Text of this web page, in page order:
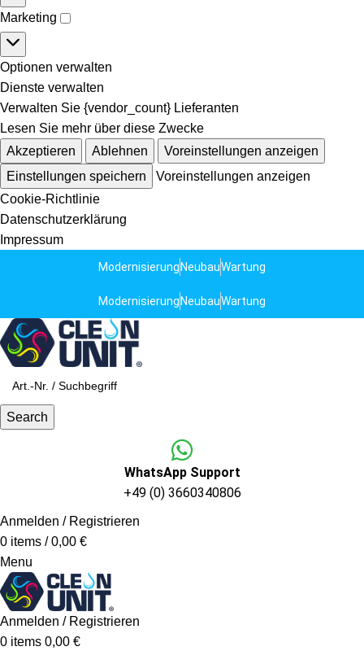
Marketing
Optionen verwalten
Dienste verwalten
Verwalten Sie {vendor_count} Lieferanten
Lesen Sie mehr über diese Zwecke
Akzeptieren
Ablehnen
Voreinstellungen anzeigen
Einstellungen speichern
Voreinstellungen anzeigen
Cookie-Richtlinie
Datenschutzerklärung
Impressum
Modernisierung NeubauWartung
Modernisierung NeubauWartung
Search
WhatsApp Support
+49 (0) 3660340806
Anmelden / Registrieren
0 items / 0,00 €
Menu
Anmelden / Registrieren
0 items 0,00 €